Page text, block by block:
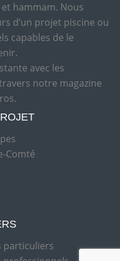
hammam. Nous
d’un projet piscine ou
capables de le
avec les
notre magazine
Comté
particuliers